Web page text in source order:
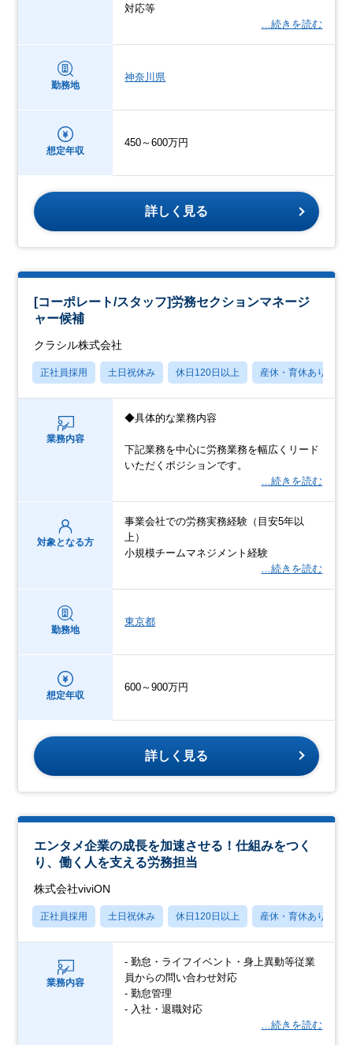
対応等
…続きを読む
勤務地
神奈川県
想定年収
450～600万円
詳しく見る
[コーポレート/スタッフ]労務セクションマネージ
ャー候補
クラシル株式会社
正社員採用 土日祝休み 休日120日以上 産休・育休あり
業務内容
◆具体的な業務内容
下記業務を中心に労務業務を幅広くリード
いただくポジションです。
…続きを読む
対象となる方
事業会社での労務実務経験（目安5年以
上）
小規模チームマネジメント経験
…続きを読む
勤務地
東京都
想定年収
600～900万円
詳しく見る
エンタメ企業の成長を加速させる！仕組みをつく
り、働く人を支える労務担当
株式会社viviON
正社員採用 土日祝休み 休日120日以上 産休・育休あり
業務内容
- 勤怠・ライフイベント・身上異動等従業
員からの問い合わせ対応
- 勤怠管理
- 入社・退職対応
…続きを読む